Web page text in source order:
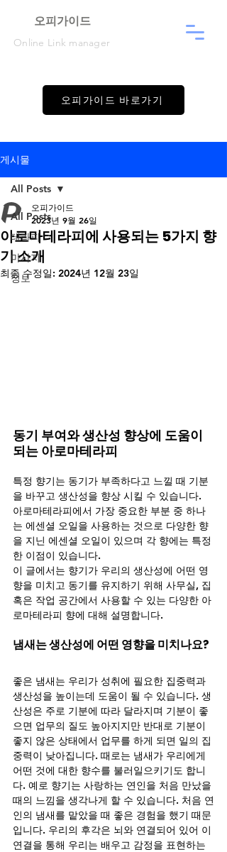
​오피가이드
Online Link manager
오피가이드 바로가기
게시물
All Posts
테라피
마사지
정보
All Posts
아로마테라피에 사용되는 5가지 향
기 소개
오피가이드
2023년 9월 26일
최종 수정일: 2024년 12월 23일
동기 부여와 생산성 향상에 도움이
되는 아로마테라피
특정 향기는 동기가 부족하다고 느낄 때 기분
을 바꾸고 생산성을 향상 시킬 수 있습니다.
아로마테라피에서 가장 중요한 부분 중 하나
는 에센셜 오일을 사용하는 것으로 다양한 향
을 지닌 에센셜 오일이 있으며 각 향에는 특정
한 이점이 있습니다.
이 글에서는 향기가 우리의 생산성에 어떤 영
향을 미치고 동기를 유지하기 위해 사무실, 집
혹은 작업 공간에서 사용할 수 있는 다양한 아
로마테라피 향에 대해 설명합니다.
냄새는 생산성에 어떤 영향을 미치나요?
좋은 냄새는 우리가 성취에 필요한 집중력과
생산성을 높이는데 도움이 될 수 있습니다. 생
산성은 주로 기분에 따라 달라지며 기분이 좋
으면 업무의 질도 높아지지만 반대로 기분이
좋지 않은 상태에서 업무를 하게 되면 일의 집
중력이 낮아집니다. 때로는 냄새가 우리에게
어떤 것에 대한 향수를 불러일으키기도 합니
다. 예로 향기는 사랑하는 연인을 처음 만났을
때의 느낌을 생각나게 할 수 있습니다. 처음 연
인의 냄새를 맡았을 때 좋은 경험을 했기 때문
입니다. 우리의 후각은 뇌와 연결되어 있어 이
연결을 통해 우리는 배우고 감정을 표현하는